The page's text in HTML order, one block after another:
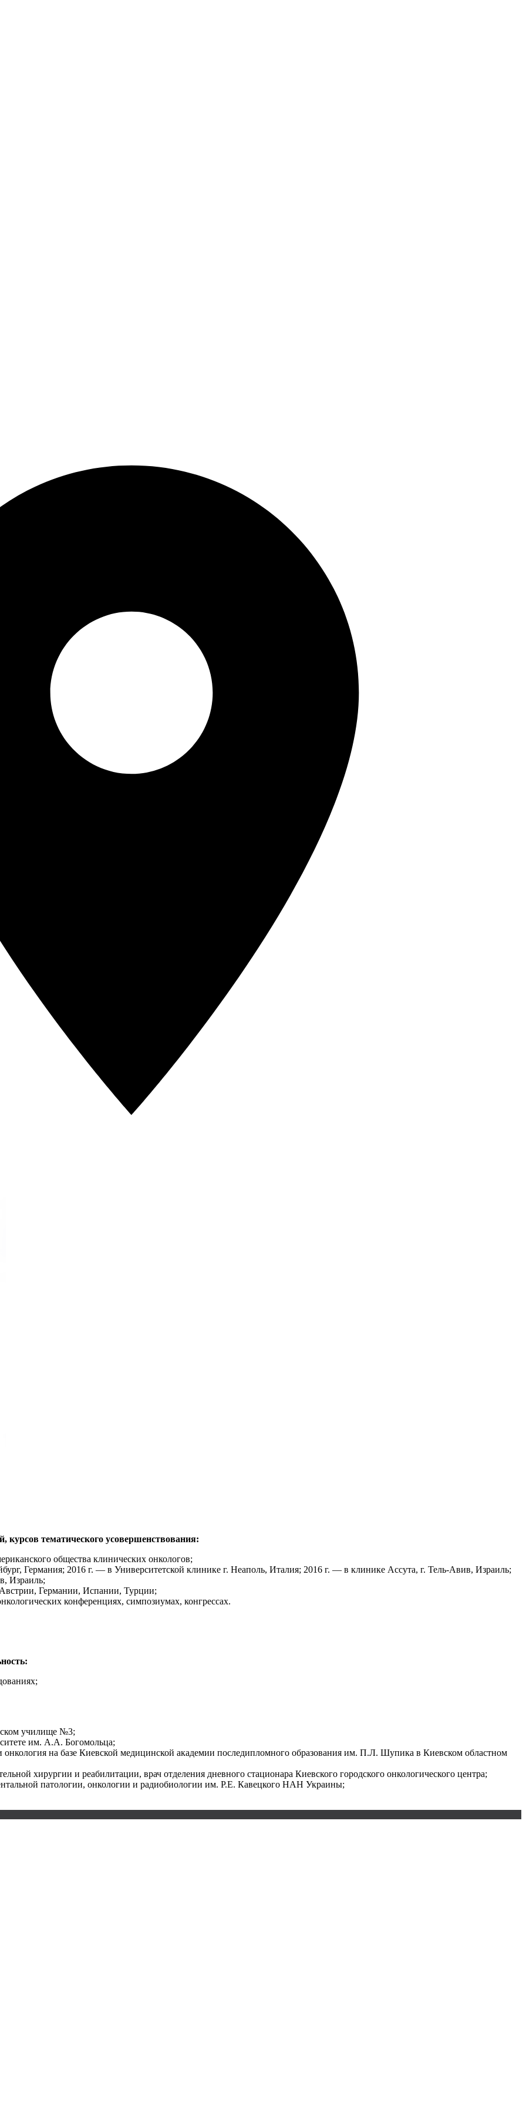
курсов тематического усовершенствования:
общества клинических онкологов;
Германия; 2016 г. — в Университетской клинике г. Неаполь, Италия; 2016 г. — в клинике Ассута, г. Тель-Авив, Израиль;
Израиль;
Германии, Испании, Турции;
конференциях, симпозиумах, конгрессах.
училище №3;
им. А.А. Богомольца;
онкология на базе Киевской медицинской академии последипломного образования им. П.Л. Шупика в Киевском областном
хирургии и реабилитации, врач отделения дневного стационара Киевского городского онкологического центра;
патологии, онкологии и радиобиологии им. Р.Е. Кавецкого НАН Украины;